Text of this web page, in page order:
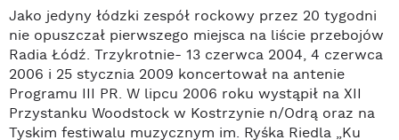
Jako jedyny łódzki zespół rockowy przez 20 tygodni
nie opuszczał pierwszego miejsca na liście przebojów
Radia Łódź. Trzykrotnie- 13 czerwca 2004, 4 czerwca
2006 i 25 stycznia 2009 koncertował na antenie
Programu III PR. W lipcu 2006 roku wystąpił na XII
Przystanku Woodstock w Kostrzynie n/Odrą oraz na
Tyskim festiwalu muzycznym im. Ryśka Riedla „Ku